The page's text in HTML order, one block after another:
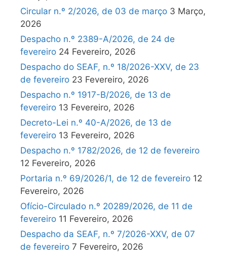
Circular n.º 2/2026, de 03 de março 3 Março,
2026
Despacho n.º 2389-A/2026, de 24 de
fevereiro 24 Fevereiro, 2026
Despacho do SEAF, n.º 18/2026-XXV, de 23
de fevereiro 23 Fevereiro, 2026
Despacho n.º 1917-B/2026, de 13 de
fevereiro 13 Fevereiro, 2026
Decreto-Lei n.º 40-A/2026, de 13 de
fevereiro 13 Fevereiro, 2026
Despacho n.º 1782/2026, de 12 de fevereiro
12 Fevereiro, 2026
Portaria n.º 69/2026/1, de 12 de fevereiro 12
Fevereiro, 2026
Ofício-Circulado n.º 20289/2026, de 11 de
fevereiro 11 Fevereiro, 2026
Despacho da SEAF, n.º 7/2026-XXV, de 07
de fevereiro 7 Fevereiro, 2026